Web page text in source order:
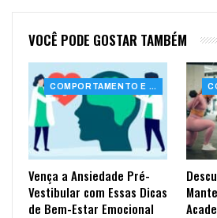
VOCÊ PODE GOSTAR TAMBÉM
COMPORTAMENTO E SAÚDE
Vença a Ansiedade Pré-
Vestibular com Essas Dicas
de Bem-Estar Emocional